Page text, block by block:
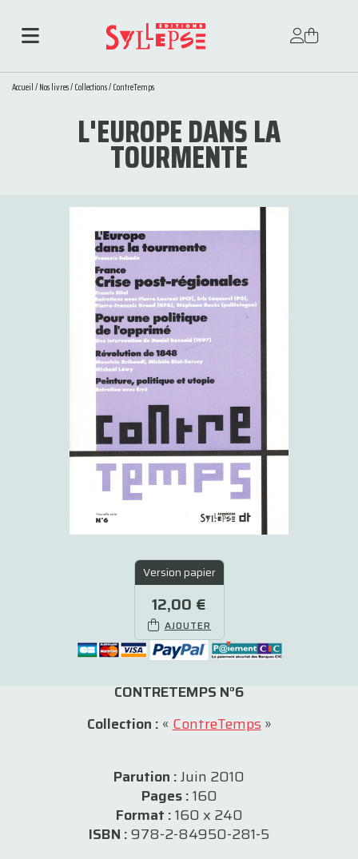
Accueil/Nos livres/Collections/ContreTemps
L'EUROPE DANS LA
TOURMENTE
Version papier
12,00 €
AJOUTER
CONTRETEMPS N°6
Collection : «ContreTemps»
Parution :Juin 2010
Pages :160
Format :160 x 240
ISBN :978-2-84950-281-5